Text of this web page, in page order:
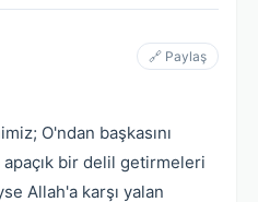
🔗 Paylaş
O'ndan başkasını
bir delil getirmeleri
Allah'a karşı yalan